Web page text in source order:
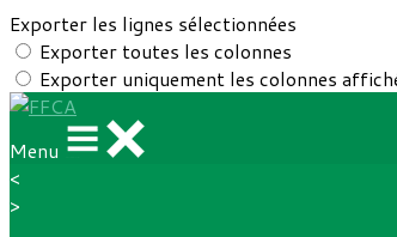
Exporter les lignes sélectionnées
Exporter toutes les colonnes
Exporter uniquement les colonnes
Menu
<
>